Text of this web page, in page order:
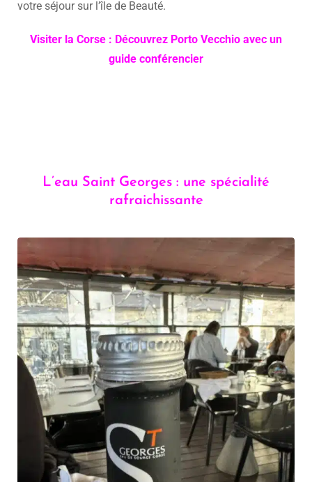
votre séjour sur l’île de Beauté.
Visiter la Corse : Découvrez Porto Vecchio avec un
guide conférencier
L’eau Saint Georges : une spécialité
rafraichissante